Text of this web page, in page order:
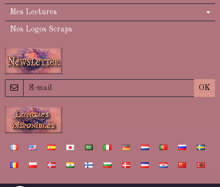
Mes Lectures
Nos Logos Scraps
OK